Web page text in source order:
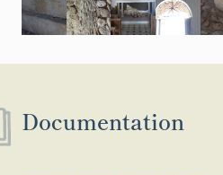
Documentation